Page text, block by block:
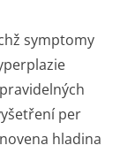
symptomy
per
hladina